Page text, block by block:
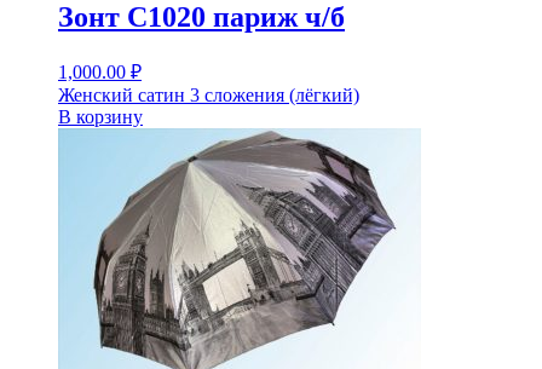
Зонт С1020 париж ч/б
1,000.00 ₽
Женский сатин 3 сложения (лёгкий)
В корзину